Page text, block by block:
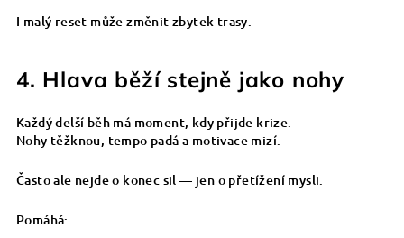
I malý reset může změnit zbytek trasy.
4. Hlava běží stejně jako nohy
Každý delší běh má moment, kdy přijde krize.
Nohy těžknou, tempo padá a motivace mizí.
Často ale nejde o konec sil — jen o přetížení mysli.
Pomáhá: